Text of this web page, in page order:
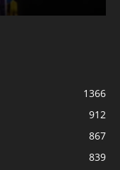
1366
912
867
839